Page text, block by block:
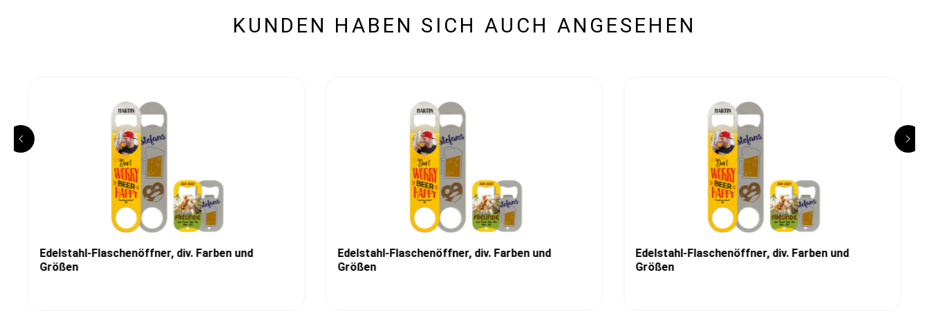
KUNDEN HABEN SICH AUCH ANGESEHEN
Edelstahl-Flaschenöffner, div. Farben und
Größen
Edelstahl-Flaschenöffner, div. Farben und
Größen
Edelstahl-Flaschenöffner, div. Farben und
Größen